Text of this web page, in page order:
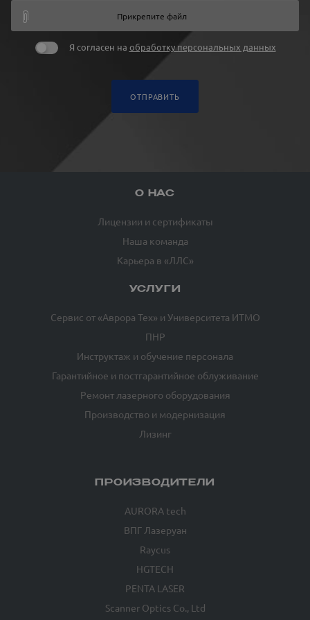
Прикрепите файл
Я согласен на обработку персональных данных
ОТПРАВИТЬ
О НАС
Лицензии и сертификаты
Наша команда
Карьера в «ЛЛС»
УСЛУГИ
Сервис от «Аврора Тех» и Университета ИТМО
ПНР
Инструктаж и обучение персонала
Гарантийное и постгарантийное облуживание
Ремонт лазерного оборудования
Производство и модернизация
Лизинг
ПРОИЗВОДИТЕЛИ
AURORA tech
ВПГ Лазеруан
Raycus
HGTECH
PENTA LASER
Scanner Optics Co., Ltd